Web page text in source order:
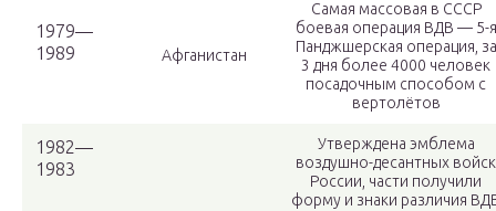
1979—
1989
Афганистан
Самая массовая в СССР
боевая операция ВДВ — 5-я
Панджшерская операция, за
3 дня более 4000 человек
посадочным способом с
вертолётов
1982—
1983
Утверждена эмблема
воздушно-десантных войск
России, части получили
форму и знаки различия